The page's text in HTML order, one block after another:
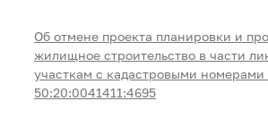
Об отмене проекта планировки и
жилищное строительство в части
участкам с кадастровыми
50:20:0041411:4695